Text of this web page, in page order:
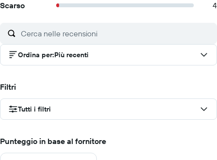
Scarso
4
Ordina per:Più recenti
Filtri
Tutti i filtri
Punteggio in base al fornitore